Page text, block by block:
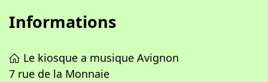
Informations
Le kiosque a musique Avignon
7 rue de la Monnaie